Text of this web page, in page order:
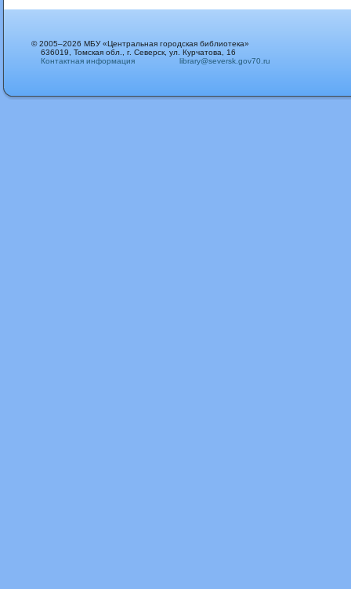
© 2005–2026 МБУ «Центральная городская библиотека»
636019, Томская обл., г. Северск, ул. Курчатова, 16
Контактная информация
library@seversk.gov70.ru